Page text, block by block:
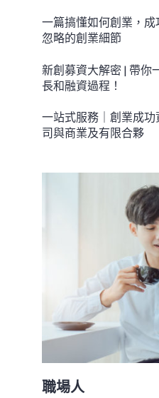
一篇搞懂如何創業，
忽略的創業細節
新創募資大解密 | 帶你
長和融資過程！
一站式服務｜創業成
司與商業及有限合夥
職場人